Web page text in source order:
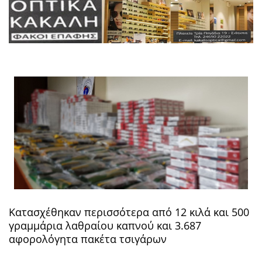
Κατασχέθηκαν περισσότερα από 12 κιλά και 500
γραμμάρια λαθραίου καπνού και 3.687
αφορολόγητα πακέτα τσιγάρων